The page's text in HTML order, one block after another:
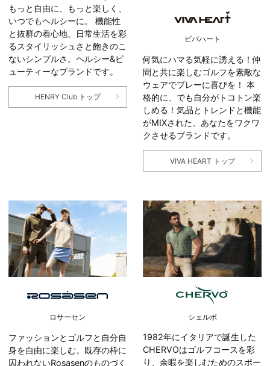
もっと自由に、もっと楽しく、
いつでもヘルシーに。 機能性
と抜群の着心地、日常生活を彩
るスタイリッシュさと飽きのこ
ないシンプルさ。ヘルシー&ビ
ューティーなブランドです。
HENRY Club トップ
ビバハート
何気にハマる気軽に誘える！仲
間と共に楽しむゴルフを素敵な
ウェアでプレーに喜びを！ 本
格的に、でも自分がトコトン楽
しめる！気品とトレンドと機能
がMIXされた、あなたをワクワ
クさせるブランドです。
VIVA HEART トップ
ロサーセン
ファッションとゴルフと自分自
身を自由に楽しむ。既存の枠に
囚われないRosasenのものづく
シェルボ
1982年にイタリアで誕生した
CHERVOはゴルフコースを彩
り、余暇を楽しむためのスポー